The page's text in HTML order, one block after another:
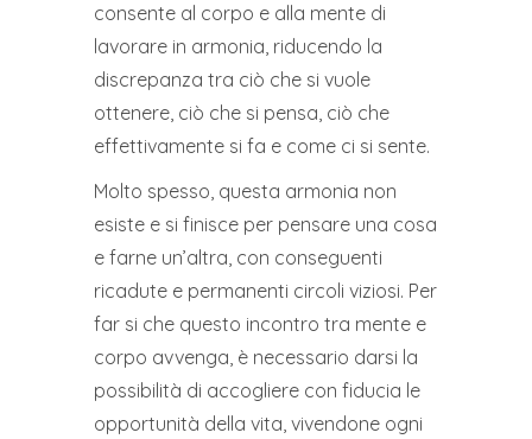
consente al corpo e alla mente di
lavorare in armonia, riducendo la
discrepanza tra ciò che si vuole
ottenere, ciò che si pensa, ciò che
effettivamente si fa e come ci si sente.
Molto spesso, questa armonia non
esiste e si finisce per pensare una cosa
e farne un’altra, con conseguenti
ricadute e permanenti circoli viziosi. Per
far si che questo incontro tra mente e
corpo avvenga, è necessario darsi la
possibilità di accogliere con fiducia le
opportunità della vita, vivendone ogni